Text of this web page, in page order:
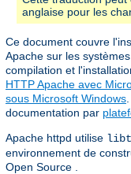
anglaise pour les
Ce document couvre
Apache sur les
compilation et
HTTP Apache avec
sous Microsoft Windows
documentation par
Apache httpd utilise
environnement de
Open Source .